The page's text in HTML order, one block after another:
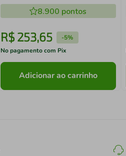
Tramontina 61769/000
8.900 pontos
R$ 253,65 -5%
No pagamento com Pix
Adicionar ao carrinho